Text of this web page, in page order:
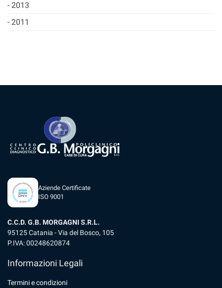
2013
2011
Aziende Certificate
ISO 9001
C.C.D. G.B. MORGAGNI S.R.L.
95125 Catania - Via del Bosco, 105
P.IVA: 00248620874
Informazioni Legali
Termini e condizioni